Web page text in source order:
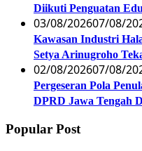
Diikuti Penguatan
03/08/202607/08/
Kawasan Industri
Setya Arinugroho
02/08/202607/08/
Pergeseran Pola
DPRD Jawa Tengah
Popular Post